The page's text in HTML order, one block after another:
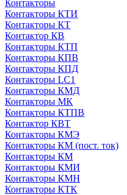
Контакторы
Контакторы КТИ
Контакторы КТ
Контактор КВ
Контакторы КТП
Контакторы КПВ
Контакторы КПД
Контакторы LC1
Контакторы КМД
Контакторы МК
Контакторы КТПВ
Контактор КВТ
Контакторы КМЭ
Контакторы КМ (пост. ток)
Контакторы КМ
Контакторы КМИ
Контакторы КМН
Контакторы КТК